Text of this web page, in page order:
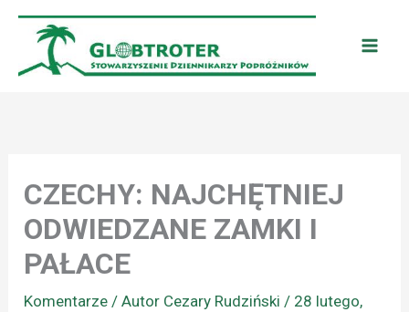
Przejdź
treści
CZECHY: NAJCHĘTNIEJ
ODWIEDZANE ZAMKI I
PAŁACE
Komentarze / Autor Cezary Rudziński/ 28 lutego,